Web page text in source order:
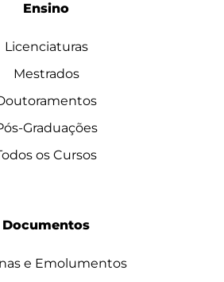
Ensino
Licenciaturas
Mestrados
Graduações
os Cursos
Documentos
e Emolumentos